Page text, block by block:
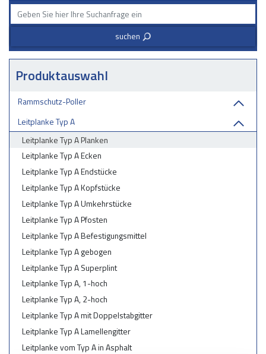
suchen 3
Produktauswahl
Rammschutz-Poller
Leitplanke Typ A
Leitplanke Typ A Planken
Leitplanke Typ A Ecken
Leitplanke Typ A Endstücke
Leitplanke Typ A Kopfstücke
Leitplanke Typ A Umkehrstücke
Leitplanke Typ A Pfosten
Leitplanke Typ A Befestigungsmittel
Leitplanke Typ A gebogen
Leitplanke Typ A Superplint
Leitplanke Typ A, 1-hoch
Leitplanke Typ A, 2-hoch
Leitplanke Typ A mit Doppelstabgitter
Leitplanke Typ A Lamellengitter
Leitplanke vom Typ A in Asphalt